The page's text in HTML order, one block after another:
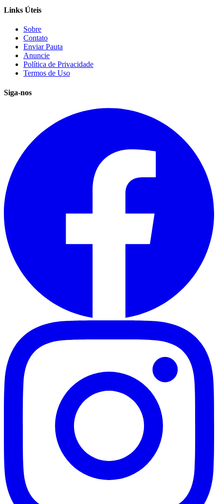
Links Úteis
Sobre
Contato
Enviar Pauta
Anuncie
Política de Privacidade
Termos de Uso
Siga-nos